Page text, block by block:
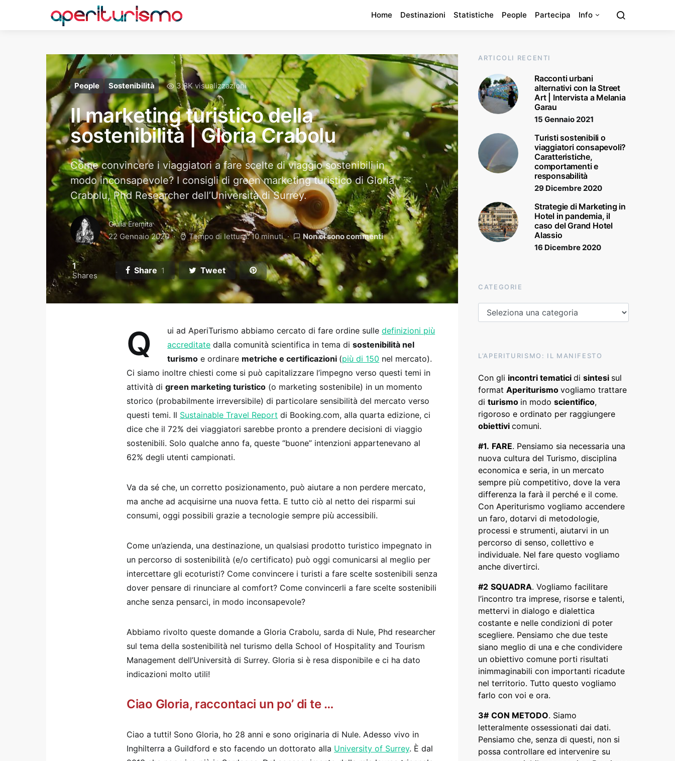
Home Destinazioni Statistiche People Partecipa Info
People Sostenibilità 3,8K visualizzazioni
Il marketing turistico della
sostenibilità | Gloria Crabolu
Come convincere i viaggiatori a fare scelte di viaggio sostenibili in
modo inconsapevole? I consigli di green marketing turistico di Gloria
Crabolu, Phd Researcher dell’Università di Surrey.
Giulia Eremita
22 Gennaio 2020 Tempo di lettura: 10 minuti Non ci sono commenti
1
Shares Share 1 Tweet
Q ui ad AperiTurismo abbiamo cercato di fare ordine sulledefinizioni più
accreditate dalla comunità scientifica in tema disostenibilità nel
turismo e ordinare metriche e certificazioni (più di 150 nel mercato).
Ci siamo inoltre chiesti come si può capitalizzare l’impegno verso questi temi in
attività di green marketing turistico (o marketing sostenibile) in un momento
storico (probabilmente irreversibile) di particolare sensibilità del mercato verso
questi temi. Il Sustainable Travel Report di Booking.com, alla quarta edizione, ci
dice che il 72% dei viaggiatori sarebbe pronto a prendere decisioni di viaggio
sostenibili. Solo qualche anno fa, queste “buone” intenzioni appartenevano al
62% degli utenti campionati.
Va da sé che, un corretto posizionamento, può aiutare a non perdere mercato,
ma anche ad acquisirne una nuova fetta. E tutto ciò al netto dei risparmi sui
consumi, oggi possibili grazie a tecnologie sempre più accessibili.
Come un’azienda, una destinazione, un qualsiasi prodotto turistico impegnato in
un percorso di sostenibilità (e/o certificato) può oggi comunicarsi al meglio per
intercettare gli ecoturisti? Come convincere i turisti a fare scelte sostenibili senza
dover pensare di rinunciare al comfort? Come convincerli a fare scelte sostenibili
anche senza pensarci, in modo inconsapevole?
Abbiamo rivolto queste domande a Gloria Crabolu, sarda di Nule, Phd researcher
sul tema della sostenibilità nel turismo della School of Hospitality and Tourism
Management dell’Università di Surrey. Gloria si è resa disponibile e ci ha dato
indicazioni molto utili!
Ciao Gloria, raccontaci un po’ di te …
Ciao a tutti! Sono Gloria, ho 28 anni e sono originaria di Nule. Adesso vivo in
Inghilterra a Guildford e sto facendo un dottorato alla University of Surrey. È dal
ARTICOLI RECENTI
Racconti urbani
alternativi con la Street
Art | Intervista a Melania
Garau
15 Gennaio 2021
Turisti sostenibili o
viaggiatori consapevoli?
Caratteristiche,
comportamenti e
responsabilità
29 Dicembre 2020
Strategie di Marketing in
Hotel in pandemia, il
caso del Grand Hotel
Alassio
16 Dicembre 2020
CATEGORIE
Categorie
L’APERITURISMO: IL MANIFESTO
Con gli incontri tematici di sintesi sul
format Aperiturismo vogliamo trattare
di turismo in modo scientifico,
rigoroso e ordinato per raggiungere
obiettivi comuni.
#1. FARE. Pensiamo sia necessaria una
nuova cultura del Turismo, disciplina
economica e seria, in un mercato
sempre più competitivo, dove la vera
differenza la farà il perché e il come.
Con Aperiturismo vogliamo accendere
un faro, dotarvi di metodologie,
processi e strumenti, aiutarvi in un
percorso di senso, collettivo e
individuale. Nel fare questo vogliamo
anche divertirci.
#2 SQUADRA. Vogliamo facilitare
l’incontro tra imprese, risorse e talenti,
mettervi in dialogo e dialettica
costante e nelle condizioni di poter
scegliere. Pensiamo che due teste
siano meglio di una e che condividere
un obiettivo comune porti risultati
inimmaginabili con importanti ricadute
nel territorio. Tutto questo vogliamo
farlo con voi e ora.
3# CON METODO. Siamo
letteralmente ossessionati dai dati.
Pensiamo che, senza di questi, non si
possa controllare ed intervenire su